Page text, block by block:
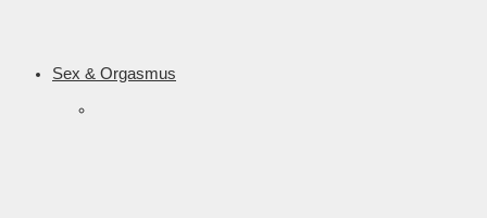
Sex & Orgasmus